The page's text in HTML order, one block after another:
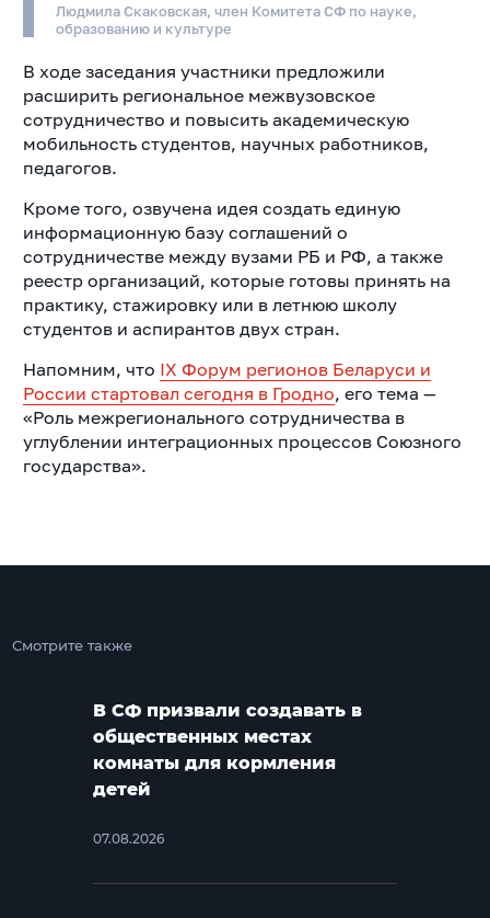
Людмила Скаковская, член Комитета СФ по науке,
образованию и культуре
В ходе заседания участники предложили
расширить региональное межвузовское
сотрудничество и повысить академическую
мобильность студентов, научных работников,
педагогов.
Кроме того, озвучена идея создать единую
информационную базу соглашений о
сотрудничестве между вузами РБ и РФ, а также
реестр организаций, которые готовы принять на
практику, стажировку или в летнюю школу
студентов и аспирантов двух стран.
Напомним, что IX Форум регионов Беларуси и
России стартовал сегодня в Гродно, его тема —
«Роль межрегионального сотрудничества в
углублении интеграционных процессов Союзного
государства».
Смотрите также
В СФ призвали создавать в
общественных местах
комнаты для кормления
детей
07.08.2026